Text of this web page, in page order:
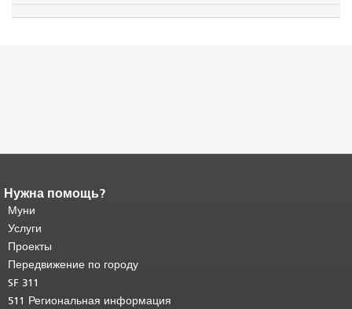
Конец содержимого
страницы.
страницы повторяется на каждой
странице.
основного содержимого .
Нужна помощь?
Муни
Услуги
Проекты
Передвижение по городу
SF 311
511 Региональная информация